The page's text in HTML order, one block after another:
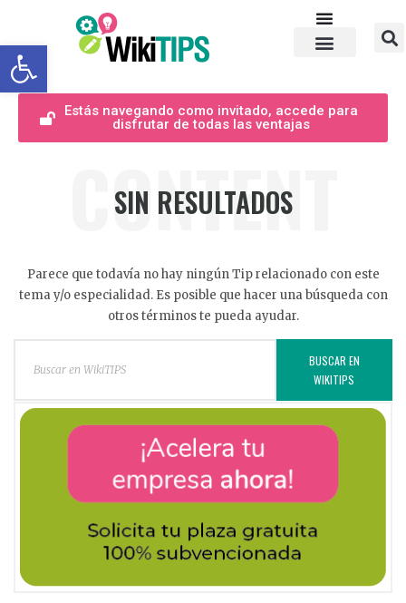
Abrir barra de herramientas
Estás navegando como invitado, accede para
disfrutar de todas las ventajas
CONTENT
SIN RESULTADOS
Parece que todavía no hay ningún Tip relacionado con este
tema y/o especialidad. Es posible que hacer una búsqueda con
otros términos te pueda ayudar.
BUSCAR EN
WIKITIPS